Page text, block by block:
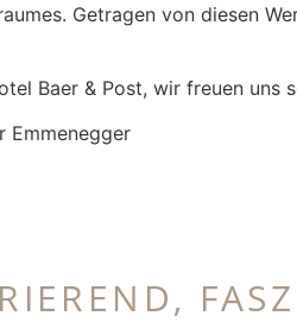
Getragen von diesen
Baer & Post, wir freuen uns
Emmenegger